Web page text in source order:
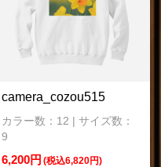
camera_cozou515
カラー数：12 | サイズ数：
9
6,200円 (税込6,820円)